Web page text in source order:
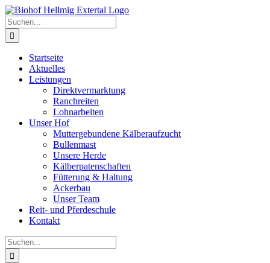
Zum
Inhalt
springen
Suche
nach:
Startseite
Aktuelles
Leistungen
Direktvermarktung
Ranchreiten
Lohnarbeiten
Unser Hof
Muttergebundene Kälberaufzucht
Bullenmast
Unsere Herde
Kälberpatenschaften
Fütterung & Haltung
Ackerbau
Unser Team
Reit- und Pferdeschule
Kontakt
Suche
nach: